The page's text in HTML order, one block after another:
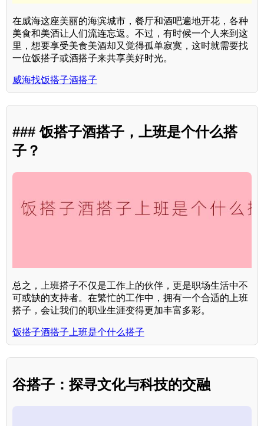
在威海这座美丽的海滨城市，餐厅和酒吧遍地开花，各种
美食和美酒让人们流连忘返。不过，有时候一个人来到这
里，想要享受美食美酒却又觉得孤单寂寞，这时就需要找
一位饭搭子或酒搭子来共享美好时光。
威海找饭搭子酒搭子
### 饭搭子酒搭子，上班是个什么搭
子？
总之，上班搭子不仅是工作上的伙伴，更是职场生活中不
可或缺的支持者。在繁忙的工作中，拥有一个合适的上班
搭子，会让我们的职业生涯变得更加丰富多彩。
饭搭子酒搭子上班是个什么搭子
谷搭子：探寻文化与科技的交融